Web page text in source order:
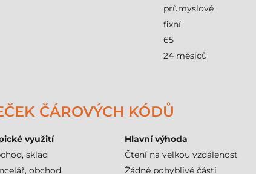
průmyslové
fixní
65
24 měsíců
ČÁROVÝCH KÓDŮ
využití Hlavní výhoda
sklad Čtení na velkou vzdálenost
obchod Žádné pohyblivé části